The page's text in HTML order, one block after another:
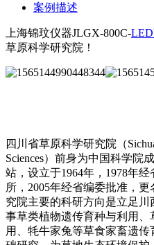
案例描述
上海锦玟仪器JLGX-800C-
草原科学研究院！
四川省草原科学研究院（
Sciences）前身为中国科学院
站，设立于1964年，1978年
所，2005年经省编委批准，
究院主要的科研方向是立足
事草类植物遗传育种与利用、
用、牦牛家兔等草食家畜遗